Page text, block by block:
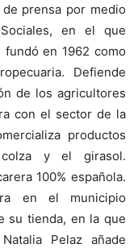
prensa por medio
en el que
fundó en 1962 como
Defiende
de los agricultores
con el sector de la
productos
y el girasol.
100% española.
en el municipio
su tienda, en la que
Pelaz añade